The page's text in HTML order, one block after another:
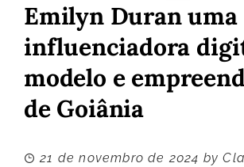
Emilyn Duran uma
influenciadora
modelo e
de Goiânia
21 de novembro de 2024 by